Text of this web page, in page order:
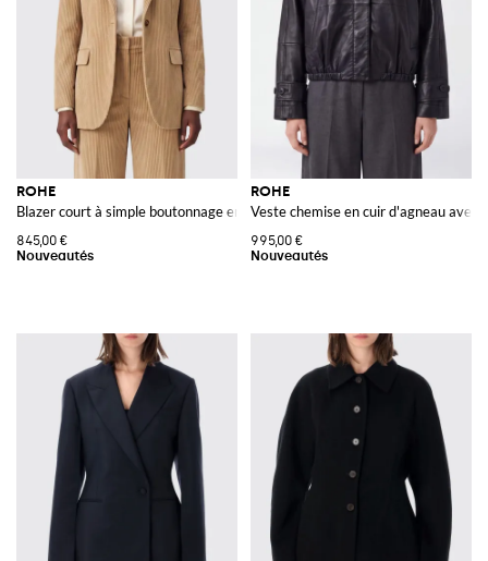
ROHE
Blazer court à simple boutonnage en velours de coton avec revers en V
845,00 €
ROHE
Veste chemise en cuir d'agneau
995,00 €